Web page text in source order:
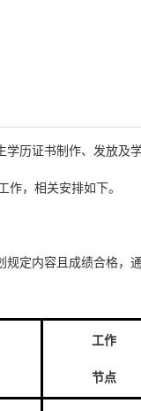
学历证书制作、发放及
，相关安排如下。
定内容且成绩合格，
工作
节点